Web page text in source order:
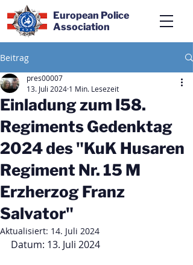
European Police
Association
Beitrag
Einladung zum I58.
Regiments Gedenktag
2024 des "KuK Husaren
Regiment Nr. 15 M
Erzherzog Franz
Salvator"
pres00007
13. Juli 2024 1 Min. Lesezeit
Aktualisiert: 14. Juli 2024
Datum: 13. Juli 2024